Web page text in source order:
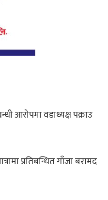
आरोपमा वडाध्यक्ष पक्राउ
प्रतिबन्धित गाँजा बरामद